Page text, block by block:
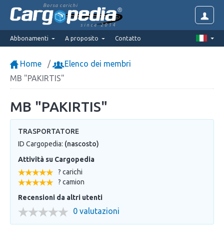
Borsa carichi
since 2014
Abbonamenti A proposito Contatto
Home
Elenco dei membri
MB "PAKIRTIS"
MB "PAKIRTIS"
TRASPORTATORE
ID Cargopedia: (nascosto)
Attività su Cargopedia
? carichi
? camion
Recensioni da altri utenti
0 valutazioni